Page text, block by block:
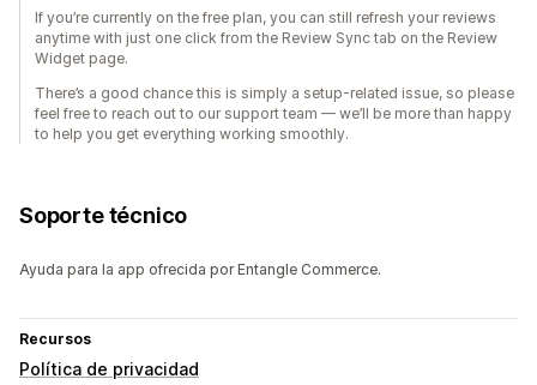
If you’re currently on the free plan, you can still refresh your reviews
anytime with just one click from the Review Sync tab on the Review
Widget page.
There’s a good chance this is simply a setup-related issue, so please
feel free to reach out to our support team — we’ll be more than happy
to help you get everything working smoothly.
Soporte técnico
Ayuda para la app ofrecida por Entangle Commerce.
Recursos
Política de privacidad